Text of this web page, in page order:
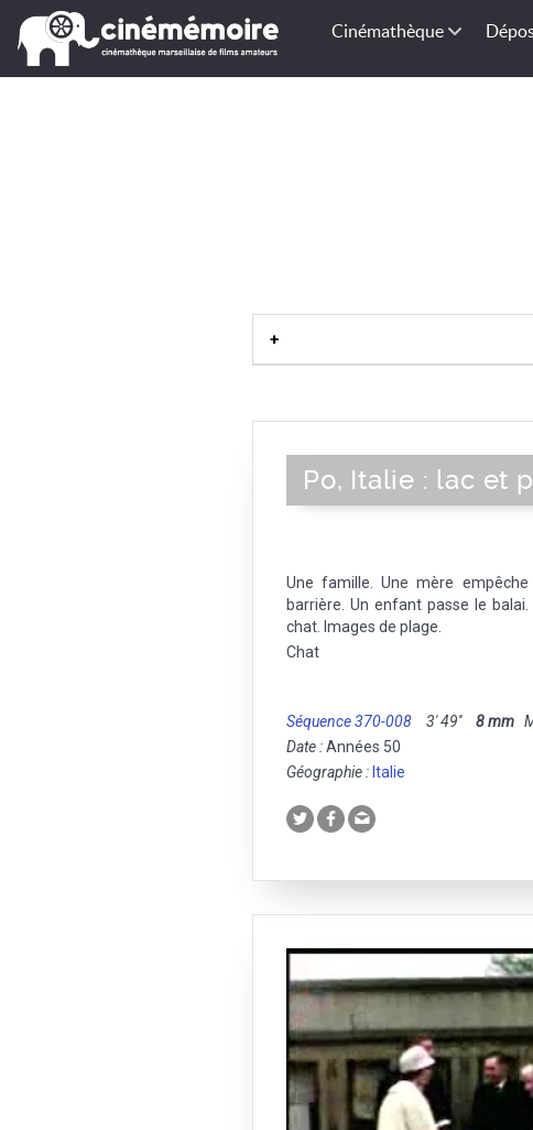
Cinémathèque
Po, Italie : lac et
Une famille. Une mère
barrière. Un enfant passe le
chat. Images de plage.
Chat
Séquence 370-008 3' 49'' 8 mm
Date :Années 50
Géographie : Italie